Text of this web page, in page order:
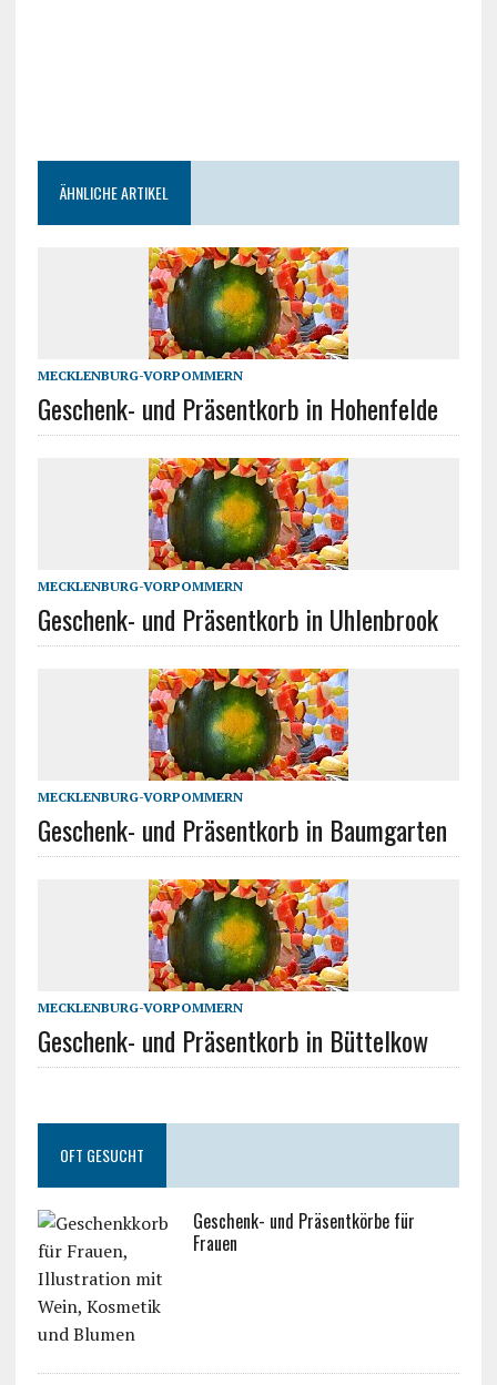
ÄHNLICHE ARTIKEL
MECKLENBURG-VORPOMMERN
Geschenk- und Präsentkorb in Hohenfelde
MECKLENBURG-VORPOMMERN
Geschenk- und Präsentkorb in Uhlenbrook
MECKLENBURG-VORPOMMERN
Geschenk- und Präsentkorb in Baumgarten
MECKLENBURG-VORPOMMERN
Geschenk- und Präsentkorb in Büttelkow
OFT GESUCHT
Geschenk- und Präsentkörbe für
Frauen